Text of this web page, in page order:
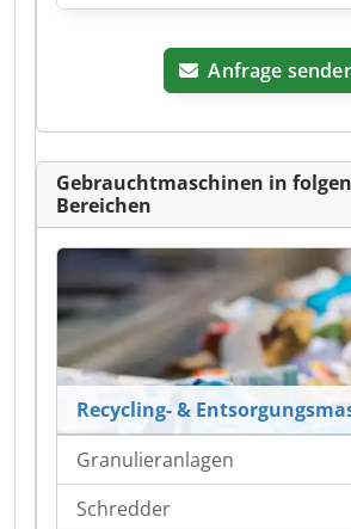
Anfrage
Gebrauchtmaschinen in
Bereichen
Recycling- &
Granulieranlagen
Schredder